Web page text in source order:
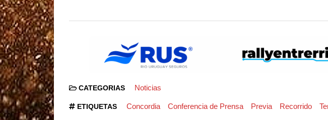
CATEGORIAS Noticias
ETIQUETAS Concordia Conferencia de Prensa Previa Recorrido